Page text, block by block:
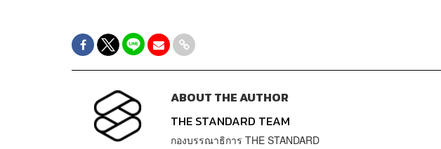
ABOUT THE AUTHOR
THE STANDARD TEAM
กองบรรณาธิการ THE STANDARD